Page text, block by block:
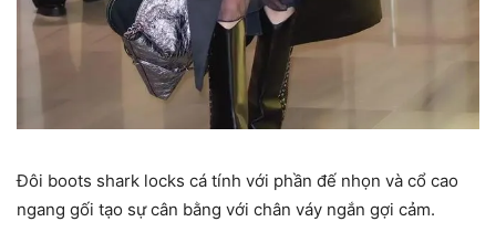
Đôi boots shark locks cá tính với phần đế nhọn và cổ cao
ngang gối tạo sự cân bằng với chân váy ngắn gợi cảm.